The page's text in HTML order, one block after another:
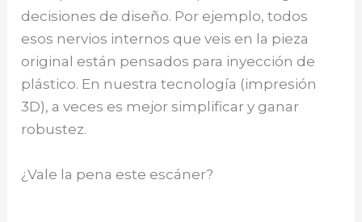
decisiones de diseño. Por ejemplo, todos
esos nervios internos que veis en la pieza
original están pensados para inyección de
plástico. En nuestra tecnología (impresión
3D), a veces es mejor simplificar y ganar
robustez.
¿Vale la pena este escáner?